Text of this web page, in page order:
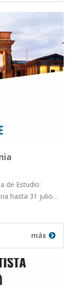
de Estudio:
hasta 31 julio…
más